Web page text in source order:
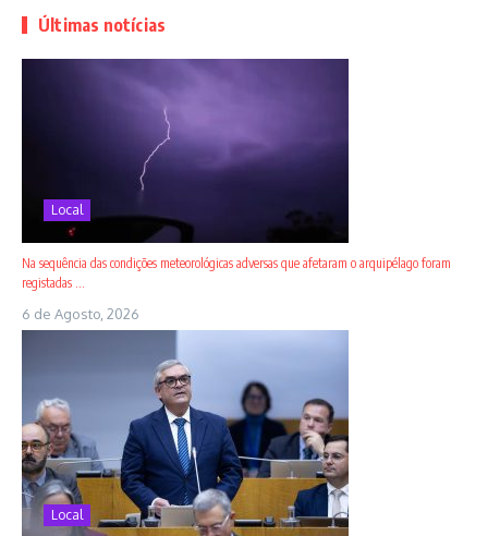
Últimas notícias
Local
Na sequência das condições meteorológicas adversas que afetaram o arquipélago foram
registadas ...
6 de Agosto, 2026
Local